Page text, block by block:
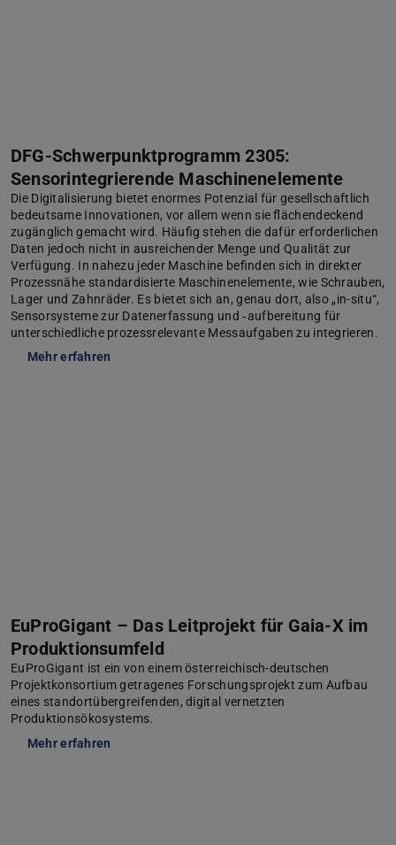
DFG-Schwerpunktprogramm 2305:
Sensorintegrierende Maschinenelemente
Die Digitalisierung bietet enormes Potenzial für gesellschaftlich
bedeutsame Innovationen, vor allem wenn sie flächendeckend
zugänglich gemacht wird. Häufig stehen die dafür erforderlichen
Daten jedoch nicht in ausreichender Menge und Qualität zur
Verfügung. In nahezu jeder Maschine befinden sich in direkter
Prozessnähe standardisierte Maschinenelemente, wie Schrauben,
Lager und Zahnräder. Es bietet sich an, genau dort, also „in-situ“,
Sensorsysteme zur Datenerfassung und ‑aufbereitung für
unterschiedliche prozessrelevante Messaufgaben zu integrieren.
Mehr erfahren
EuProGigant – Das Leitprojekt für Gaia-X im
Produktionsumfeld
EuProGigant ist ein von einem österreichisch-deutschen
Projektkonsortium getragenes Forschungsprojekt zum Aufbau
eines standortübergreifenden, digital vernetzten
Produktionsökosystems.
Mehr erfahren